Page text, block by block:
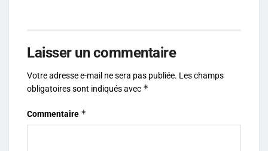
Laisser un commentaire
Votre adresse e-mail ne sera pas publiée. Les champs
obligatoires sont indiqués avec *
Commentaire *